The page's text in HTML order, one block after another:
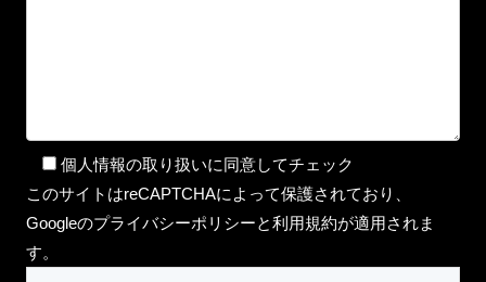
個人情報の取り扱いに同意してチェック
このサイトはreCAPTCHAによって保護されており、
Googleのプライバシーポリシーと利用規約が適用されま
す。